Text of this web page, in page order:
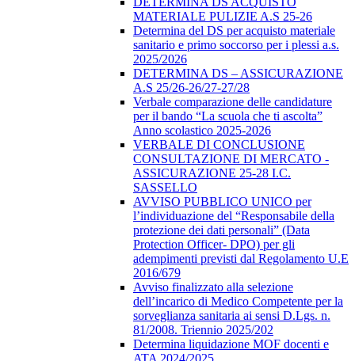
MATERIALE PULIZIE A.S 25-26
Determina del DS per acquisto materiale
sanitario e primo soccorso per i plessi a.s.
2025/2026
DETERMINA DS – ASSICURAZIONE
A.S 25/26-26/27-27/28
Verbale comparazione delle candidature
per il bando “La scuola che ti ascolta”
Anno scolastico 2025-2026
VERBALE DI CONCLUSIONE
CONSULTAZIONE DI MERCATO -
ASSICURAZIONE 25-28 I.C.
SASSELLO
AVVISO PUBBLICO UNICO per
l’individuazione del “Responsabile della
protezione dei dati personali” (Data
Protection Officer- DPO) per gli
adempimenti previsti dal Regolamento U.E
2016/679
Avviso finalizzato alla selezione
dell’incarico di Medico Competente per la
sorveglianza sanitaria ai sensi D.Lgs. n.
81/2008. Triennio 2025/202
Determina liquidazione MOF docenti e